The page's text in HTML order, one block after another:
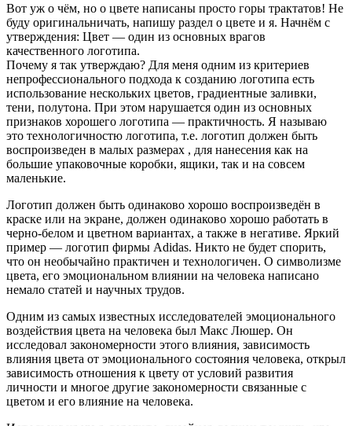
Вот уж о чём, но о цвете написаны просто горы трактатов! Не
буду оригинальничать, напишу раздел о цвете и я. Начнём с
утверждения: Цвет — один из основных врагов
качественного логотипа.
Почему я так утверждаю? Для меня одним из критериев
непрофессионального подхода к созданию логотипа есть
использование нескольких цветов, градиентные заливки,
тени, полутона. При этом нарушается один из основных
признаков хорошего логотипа — практичность. Я называю
это технологичностю логотипа, т.е. логотип должен быть
воспроизведен в малых размерах , для нанесения как на
большие упаковочные коробки, ящики, так и на совсем
маленькие.
Логотип должен быть одинаково хорошо воспроизведён в
краске или на экране, должен одинаково хорошо работать в
черно-белом и цветном вариантах, а также в негативе. Яркий
пример — логотип фирмы Adidas. Никто не будет спорить,
что он необычайно практичен и технологичен. О символизме
цвета, его эмоциональном влиянии на человека написано
немало статей и научных трудов.
Одним из самых известных исследователей эмоционального
воздействия цвета на человека был Макс Люшер. Он
исследовал закономерности этого влияния, зависимость
влияния цвета от эмоционального состояния человека, открыл
зависимость отношения к цвету от условий развития
личности и многое другие закономерности связанные с
цветом и его влияние на человека.